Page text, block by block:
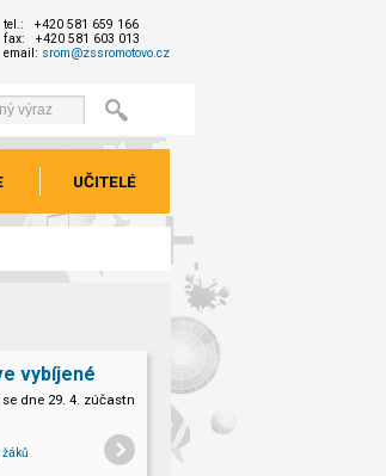
tel.: +420 581 659 166
fax: +420 581 603 013
email: srom@zssromotovo.cz
UČITELÉ
vybíjené
dne 29. 4. zúčastnili turnaje ve vybíjené.
žáků